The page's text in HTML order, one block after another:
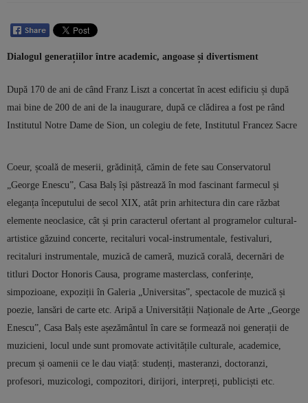
Dialogul generațiilor între academic, angoase și divertisment
După 170 de ani de când Franz Liszt a concertat în acest edificiu și după
mai bine de 200 de ani de la inaugurare, după ce clădirea a fost pe rând
Institutul Notre Dame de Sion, un colegiu de fete, Institutul Francez Sacre
Coeur, școală de meserii, grădiniță, cămin de fete sau Conservatorul
„George Enescu”, Casa Balș își păstrează în mod fascinant farmecul și
eleganța începutului de secol XIX, atât prin arhitectura din care răzbat
elemente neoclasice, cât și prin caracterul ofertant al programelor cultural-
artistice găzuind concerte, recitaluri vocal-instrumentale, festivaluri,
recitaluri instrumentale, muzică de cameră, muzică corală, decernări de
titluri Doctor Honoris Causa, programe masterclass, conferințe,
simpozioane, expoziții în Galeria „Universitas”, spectacole de muzică și
poezie, lansări de carte etc. Aripă a Universității Naționale de Arte „George
Enescu”, Casa Balș este așezământul în care se formează noi generații de
muzicieni, locul unde sunt promovate activitățile culturale, academice,
precum și oamenii ce le dau viață: studenți, masteranzi, doctoranzi,
profesori, muzicologi, compozitori, dirijori, interpreți, publiciști etc.